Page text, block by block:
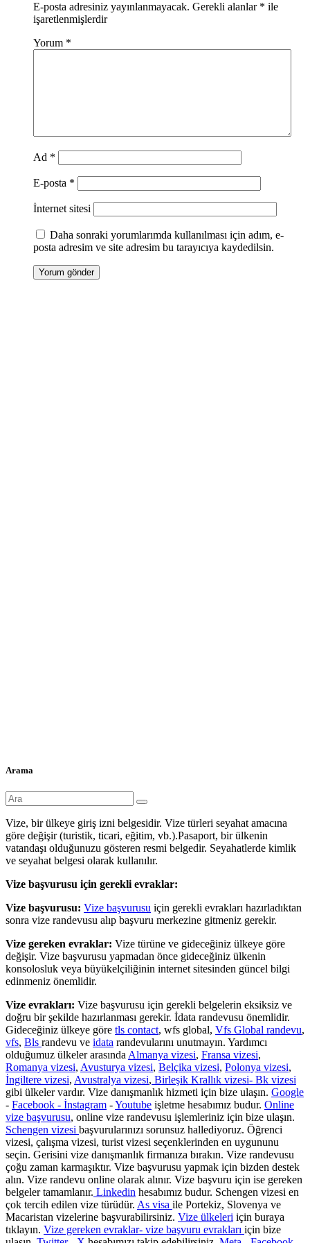
E-posta adresiniz yayınlanmayacak. Gerekli alanlar * ile
işaretlenmişlerdir
Yorum *
Ad *
E-posta *
İnternet sitesi
Daha sonraki yorumlarımda kullanılması için adım, e-
posta adresim ve site adresim bu tarayıcıya kaydedilsin.
Arama
Vize, bir ülkeye giriş izni belgesidir. Vize türleri seyahat amacına
göre değişir (turistik, ticari, eğitim, vb.).Pasaport, bir ülkenin
vatandaşı olduğunuzu gösteren resmi belgedir. Seyahatlerde kimlik
ve seyahat belgesi olarak kullanılır.
Vize başvurusu için gerekli evraklar:
Vize başvurusu: Vize başvurusu için gerekli evrakları hazırladıktan
sonra vize randevusu alıp başvuru merkezine gitmeniz gerekir.
Vize gereken evraklar: Vize türüne ve gideceğiniz ülkeye göre
değişir. Vize başvurusu yapmadan önce gideceğiniz ülkenin
konsolosluk veya büyükelçiliğinin internet sitesinden güncel bilgi
edinmeniz önemlidir.
Vize evrakları: Vize başvurusu için gerekli belgelerin eksiksiz ve
doğru bir şekilde hazırlanması gerekir. İdata randevusu önemlidir.
Gideceğiniz ülkeye göre tls contact, wfs global, Vfs Global randevu,
vfs, Bls randevu ve idata randevularını unutmayın. Yardımcı
olduğumuz ülkeler arasında Almanya vizesi, Fransa vizesi,
Romanya vizesi, Avusturya vizesi, Belçika vizesi, Polonya vizesi,
İngiltere vizesi, Avustralya vizesi, Birleşik Krallık vizesi- Bk vizesi
gibi ülkeler vardır. Vize danışmanlık hizmeti için bize ulaşın. Google
- Facebook - İnstagram -Youtube işletme hesabımız budur. Online
vize başvurusu, online vize randevusu işlemleriniz için bize ulaşın.
Schengen vizesi başvurularınızı sorunsuz hallediyoruz. Öğrenci
vizesi, çalışma vizesi, turist vizesi seçenklerinden en uygununu
seçin. Gerisini vize danışmanlık firmanıza bırakın. Vize randevusu
çoğu zaman karmaşıktır. Vize başvurusu yapmak için bizden destek
alın. Vize randevu online olarak alınır. Vize başvuru için ise gereken
belgeler tamamlanır. Linkedin hesabımız budur. Schengen vizesi en
çok tercih edilen vize türüdür. As visa ile Portekiz, Slovenya ve
Macaristan vizelerine başvurabilirsiniz. Vize ülkeleri için buraya
tıklayın. Vize gereken evraklar- vize başvuru evrakları için bize